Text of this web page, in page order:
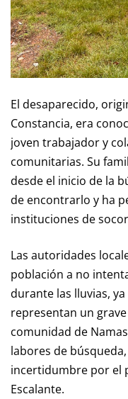
El desaparecido,
Constancia, era
joven trabajador y
comunitarias. Su
desde el inicio de la
de encontrarlo y ha
instituciones de
Las autoridades
población a no
durante las lluvias,
representan un
comunidad de
labores de
incertidumbre por el
Escalante.